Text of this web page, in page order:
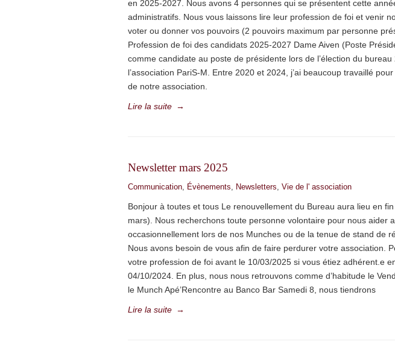
en 2025-2027. Nous avons 4 personnes qui se présentent cette
administratifs. Nous vous laissons lire leur profession de foi et venir
voter ou donner vos pouvoirs (2 pouvoirs maximum par personne
Profession de foi des candidats 2025-2027 Dame Aiven (Poste
comme candidate au poste de présidente lors de l’élection du
l’association PariS-M. Entre 2020 et 2024, j’ai beaucoup travaillé
de notre association.
Lire la suite →
Newsletter mars 2025
Communication, Évènements, Newsletters, Vie de l' association
Bonjour à toutes et tous Le renouvellement du Bureau aura lieu en
mars). Nous recherchons toute personne volontaire pour nous aider
occasionnellement lors de nos Munches ou de la tenue de stand de
Nous avons besoin de vous afin de faire perdurer votre association.
votre profession de foi avant le 10/03/2025 si vous étiez adhérent.e
04/10/2024. En plus, nous nous retrouvons comme d’habitude le
le Munch Apé’Rencontre au Banco Bar Samedi 8, nous tiendrons
Lire la suite →